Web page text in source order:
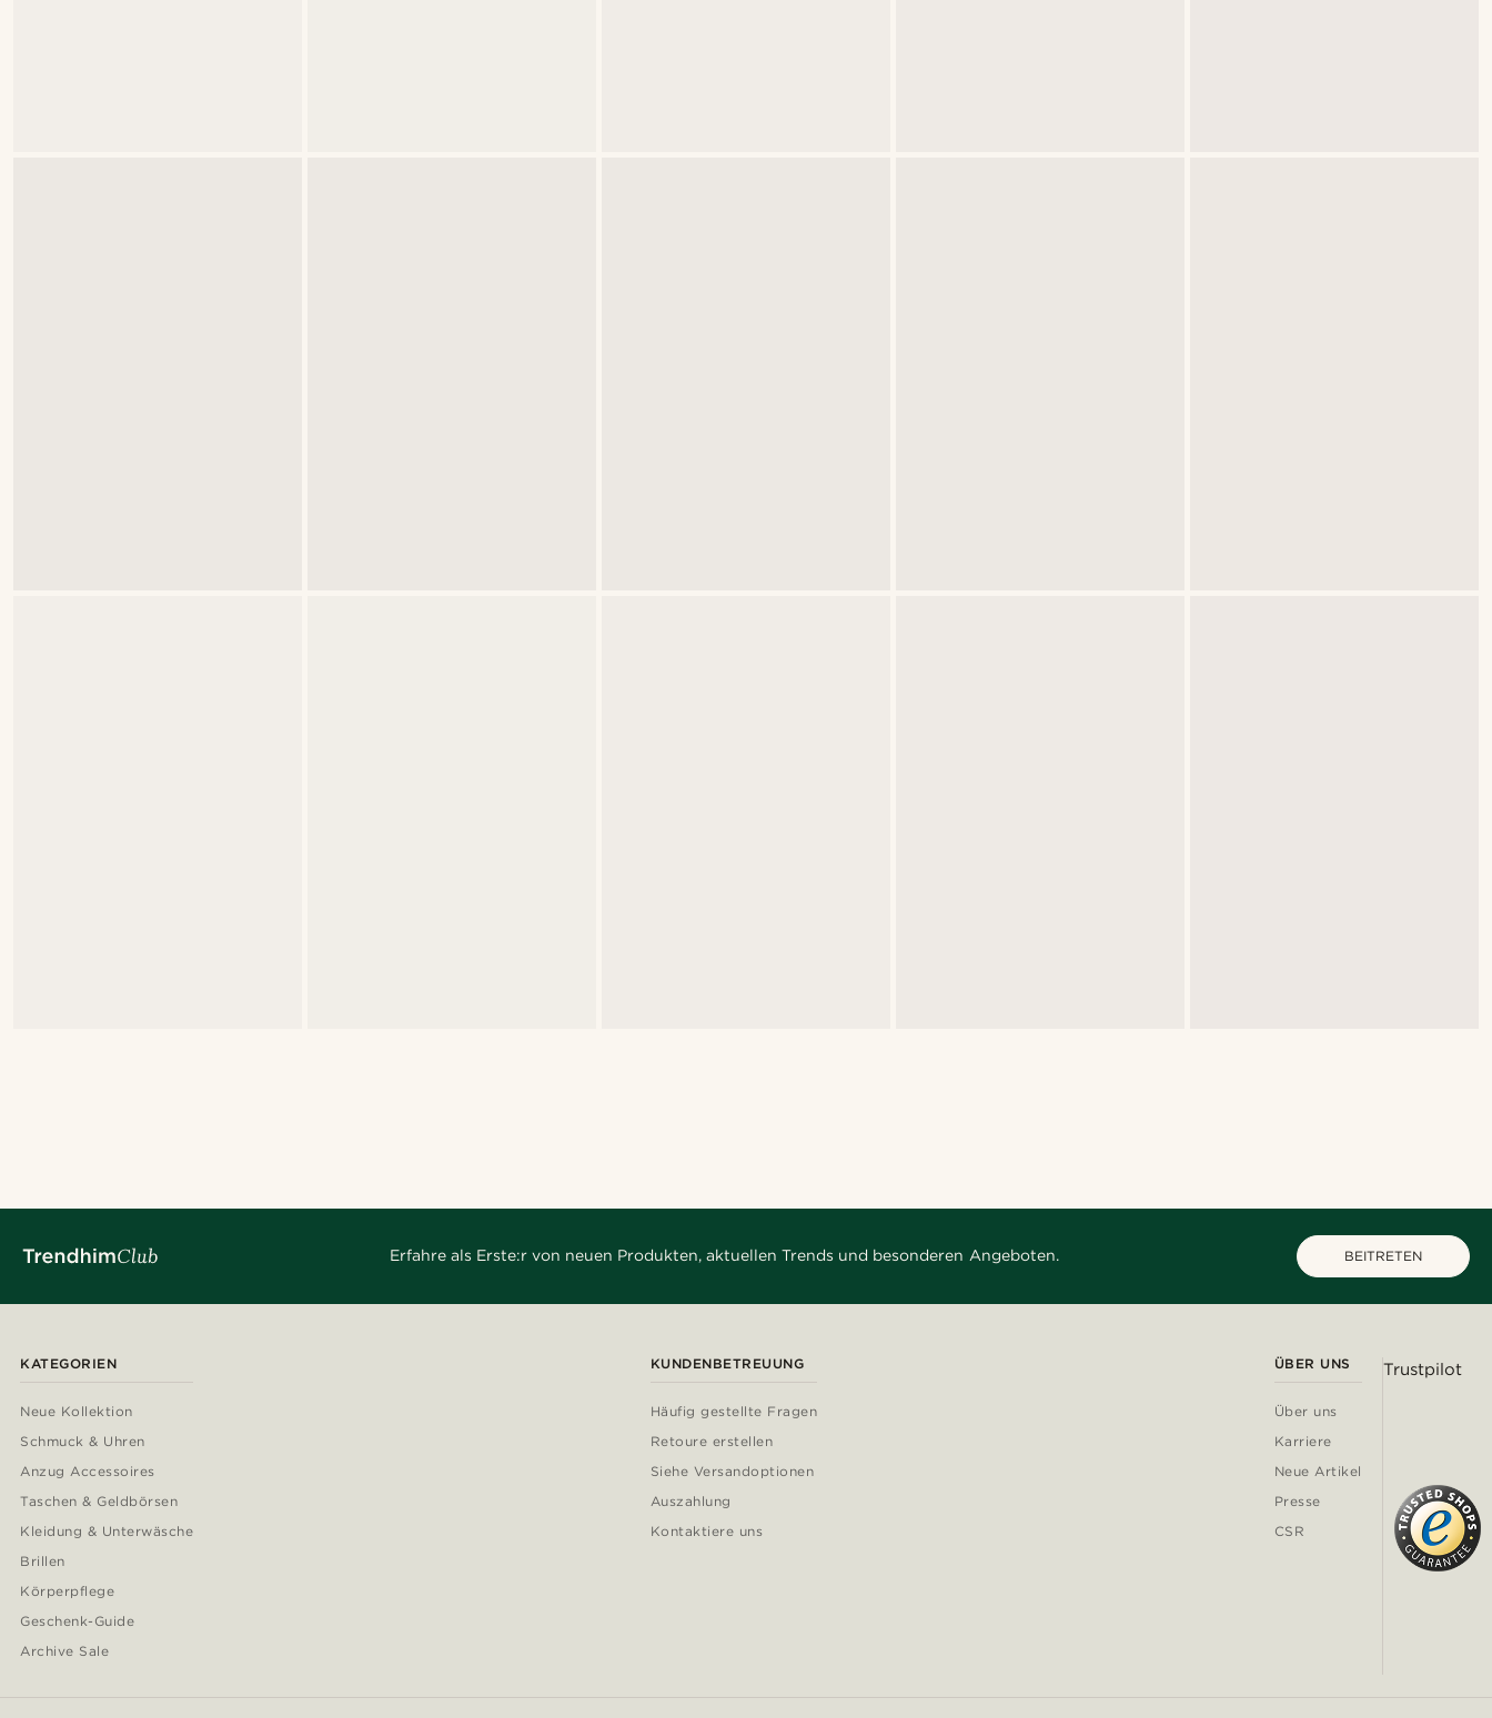
Erfahre als Erste:r von neuen Produkten, aktuellen Trends und besonderen Angeboten. BEITRETEN
KATEGORIEN
Neue Kollektion
Schmuck & Uhren
Anzug Accessoires
Taschen & Geldbörsen
Kleidung & Unterwäsche
Brillen
Körperpflege
Geschenk-Guide
Archive Sale
KUNDENBETREUUNG
Häufig gestellte Fragen
Retoure erstellen
Siehe Versandoptionen
Auszahlung
Kontaktiere uns
ÜBER UNS
Über uns
Karriere
Neue Artikel
Presse
CSR
Trustpilot